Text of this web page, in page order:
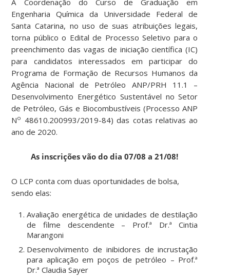
Engenharia Química da Universidade Federal de
Santa Catarina, no uso de suas atribuições legais,
torna público o Edital de Processo Seletivo para o
preenchimento das vagas de iniciação científica (IC)
para candidatos interessados em participar do
Programa de Formação de Recursos Humanos da
Agência Nacional de Petróleo ANP/PRH 11.1 –
Desenvolvimento Energético Sustentável no Setor
de Petróleo, Gás e Biocombustíveis (Processo ANP
No 48610.200993/2019-84) das cotas relativas ao
ano de 2020.
As inscrições vão do dia 07/08 a 21/08!
O LCP conta com duas oportunidades de bolsa,
sendo elas:
Avaliação energética de unidades de destilação
de filme descendente – Prof.ª Dr.ª Cintia
Marangoni
Desenvolvimento de inibidores de incrustação
para aplicação em poços de petróleo – Prof.ª
Dr.ª Claudia Sayer